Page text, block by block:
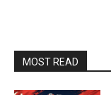
MOST READ